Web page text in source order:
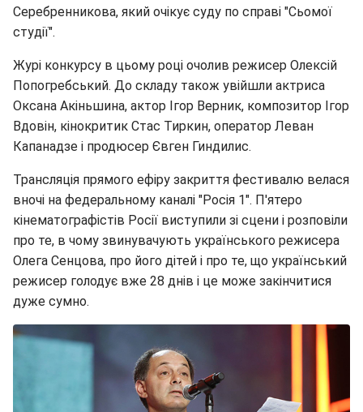
Серебренникова, який очікує суду по справі "Сьомої
студії".
Журі конкурсу в цьому році очолив режисер Олексій
Попогребський. До складу також увійшли актриса
Оксана Акіньшина, актор Ігор Верник, композитор Ігор
Вдовін, кінокритик Стас Тиркин, оператор Леван
Капанадзе і продюсер Євген Гиндилис.
Трансляція прямого ефіру закриття фестивалю велася
вночі на федеральному каналі "Росія 1". П'ятеро
кінематографістів Росії виступили зі сцени і розповіли
про те, в чому звинувачують українського режисера
Олега Сенцова, про його дітей і про те, що український
режисер голодує вже 28 днів і це може закінчитися
дуже сумно.